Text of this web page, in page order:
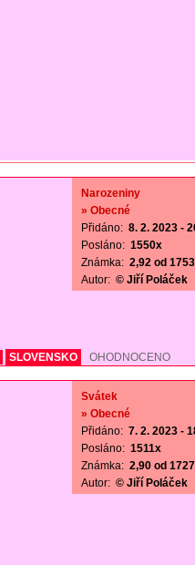
Narozeniny
» Obecné
Přidáno: 8. 2. 2023 -
Posláno: 1550x
Známka: 2,92 od
Autor: © Jiří Poláček
SLOVENSKO OHODNOCENO
Svátek
» Obecné
Přidáno: 7. 2. 2023 -
Posláno: 1511x
Známka: 2,90 od
Autor: © Jiří Poláček